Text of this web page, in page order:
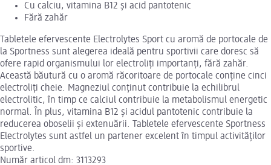
Cu calciu, vitamina B12 și acid pantotenic
Fără zahăr
Tabletele efervescente Electrolytes Sport cu aromă de portocale de
la Sportness sunt alegerea ideală pentru sportivii care doresc să
ofere rapid organismului lor electroliți importanți, fără zahăr.
Această băutură cu o aromă răcoritoare de portocale conține cinci
electroliți cheie. Magneziul conținut contribuie la echilibrul
electrolitic, în timp ce calciul contribuie la metabolismul energetic
normal. În plus, vitamina B12 și acidul pantotenic contribuie la
reducerea oboselii și extenuării. Tabletele efervescente Sportness
Electrolytes sunt astfel un partener excelent în timpul activităților
sportive.
Număr articol dm: 3113293